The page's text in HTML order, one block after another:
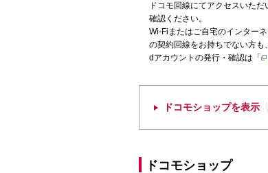
ドコモ回線にてアクセスいた
確認ください。
Wi-Fiまたはご自宅のインター
の契約回線をお持ちでない方も
dアカウントの発行・確認は「
ドコモショップを表示
ドコモショップ